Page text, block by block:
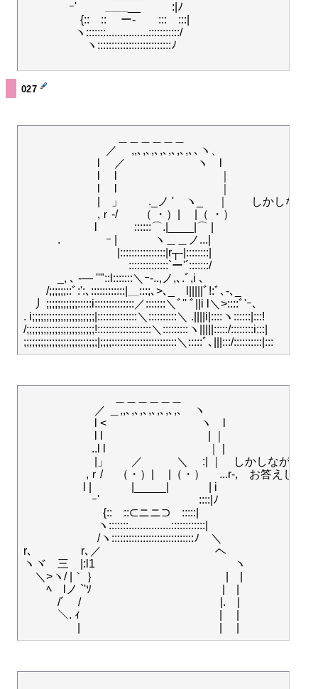
ｰ' 　　 ＿＿__ 　 　 :|ﾉ
{::　:: 　ー-　　:::　:::| 　　　　　　　　　　　　
ヽ:::::::...............:::::::::::/　　　　　　　　　　　　
ヽ::::::::::::::::::::::::::ﾉ 　　　　　　　　　　　　　
027
／　 ,,､,､,､,､,､,､,､､ヽ、
l 　／ 　　　　　　ヽ　l
|　」　　 ._ノ '　ヽ_　 ｜　　しかしながら不
,ｒ-/　　（ ・）|　 |（ ・）
l　 　　::::::⌒.|____|⌒ |
.　　　　ｰ |　　　 ヽ＿＿ノ...|
|::::::::::::::::|r┬-|::::::::|
::::::::::::::`ー'´:::::::/
_, ､ -― ''"::l:::::::＼ｰ-..,ノ,､.ﾞ,i ､
/;;;;;;::ﾞ:':､::::::::::::|＿:::;､>､_　l|||||ﾞ!:ﾞ､-､_
丿;;;;;;;;;;;:::::i::::::::::::::／:::::::＼ﾞ'' ﾞ||i l＼>::::ﾞ'ｰ､
. i;;;;;;;;;;;;;;;;;;;;;;|::::::::::::::＼::::::::::＼ .||||i|::::ヽ::::::|:::!
/;;;;;;;;;;;;;;;;;;;;;;;;!:::::::::::::::::::＼:::::::::ヽ|||||:::::/::::::::i:::|
／ ＿,,､,､,､,､,､,､,､　ヽ
l <　 　　　　　　　ヽ　l
..l l　　　　　　　　　｜ |
|」　　／　　　＼ 　:| ｜　しかしながらそ
,ｒ/　 （・）|　 |（・） 　...r-,　お答えしかね
l | 　　　 |_____| 　　 　| i
ｰ' 　　 　　　　　　 ::::|ﾉ
{::　::⊂ニニ⊃　:::::|
ヽ:::::::...............::::::::::::|
/ヽ:::::::::::::::::::::::::::::ﾉ　＼
r､　　　 　r､／　　　　　　　　　　ヘ
ヽヾ　三　|:l1　　　　　　　　 　　　　ヽ
＼>ヽ/ |｀ ｝　　　　　　　　　 　　|　|
ﾍ　lノ `'ｿ 　　　　　　　 　　　　|　|
/´　 /　　　　　　　　　　　　 |.　|
＼. ｨ 　　　　　　 　 　 　 　　|　 |